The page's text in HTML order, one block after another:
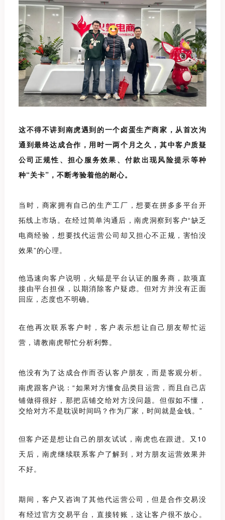
这不得不讲到南虎遇到的一个卤蛋生产商家，从首次沟
通到最终达成合作，用时一两个月之久，其中客户质疑
公司正规性、担心服务效果、付款出现风险提示等种
种“关卡”， 不断考验着他的耐心。
当时，商家拥有自己的生产工厂，想要在拼多多平台开
拓线上市场。在经过简单沟通后，南虎洞察到客户“缺乏
电商经验，想要找代运营公司却又担心不正规，害怕没
效果”的心理。
他迅速向客户说明，火蝠是平台认证的服务商，款项直
接由平台担保，以期消除客户疑虑。但对方并没有正面
回应，态度也不明确。
在他再次联系客户时，客户表示想让自己朋友帮忙运
营，请教南虎帮忙分析利弊。
他没有为了达成合作而否认客户朋友，而是客观分析。
南虎跟客户说：“如果对方懂食品类目运营，而且自己店
铺做得很好，那把店铺交给对方没问题。但假如不懂，
交给对方不是耽误时间吗？作为厂家，时间就是金钱。 ”
但客户还是想让自己的朋友试试，南虎也在跟进。又 10
天后，南虎继续联系客户了解到，对方朋友运营效果并
不好。
期间，客户又咨询了其他代运营公司，但是合作交易没
有经过官方交易平台，直接转账，这让客户很不放心。